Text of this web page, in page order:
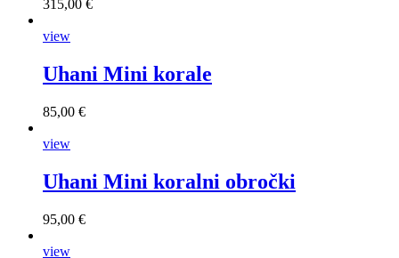
315,00 €
view
Uhani Mini korale
85,00 €
view
Uhani Mini koralni obročki
95,00 €
view